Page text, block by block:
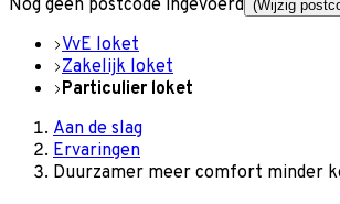
Nog geen postcode ingevoerd (Wijzig
VvE loket
Zakelijk loket
Particulier loket
Aan de slag
Ervaringen
Duurzamer meer comfort minder